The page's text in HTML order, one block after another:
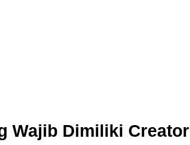
Wajib Dimiliki Creator8